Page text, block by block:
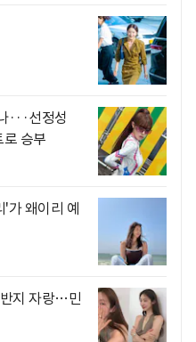
···선정성
승부
'가 왜이리 예
지 자랑…민